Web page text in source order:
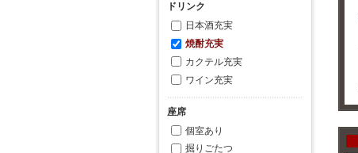
ドリンク
日本酒充実
焼酎充実
カクテル充実
ワイン充実
座席
個室あり
掘りごたつ